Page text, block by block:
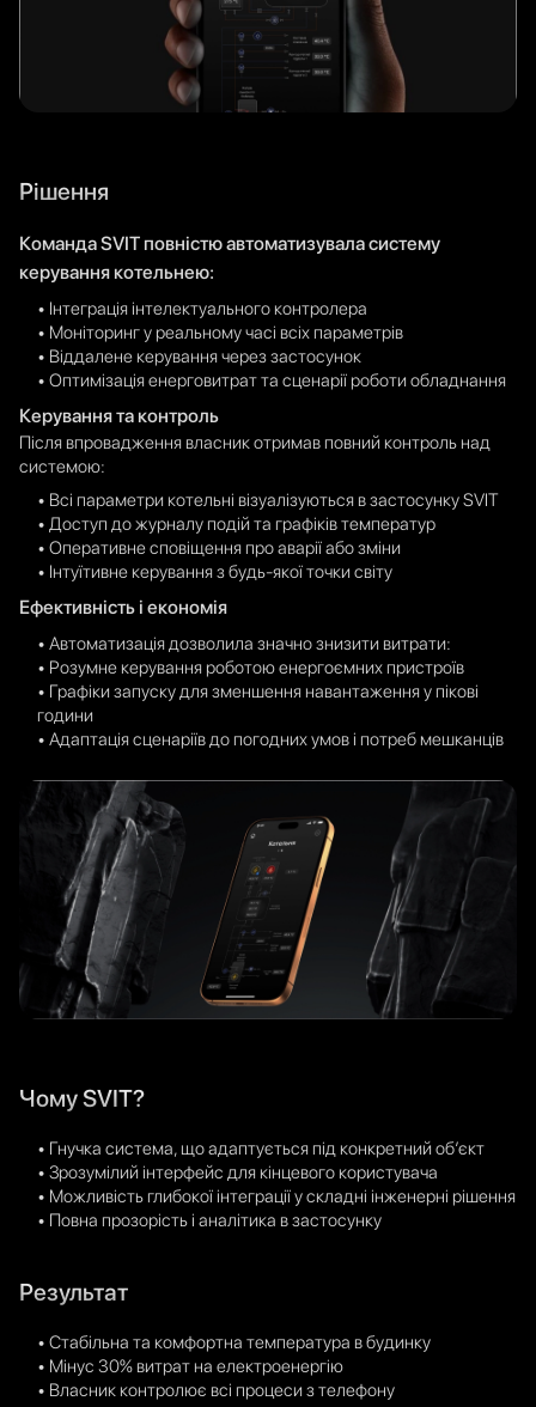
Рішення
Команда SVIT повністю автоматизувала систему
керування котельнею:
• Інтеграція інтелектуального контролера
• Моніторинг у реальному часі всіх параметрів
• Віддалене керування через застосунок
• Оптимізація енерговитрат та сценарії роботи обладнання
Керування та контроль
Після впровадження власник отримав повний контроль над
системою:
• Всі параметри котельні візуалізуються в застосунку SVIT
• Доступ до журналу подій та графіків температур
• Оперативне сповіщення про аварії або зміни
• Інтуїтивне керування з будь-якої точки світу
Ефективність і економія
• Автоматизація дозволила значно знизити витрати:
• Розумне керування роботою енергоємних пристроїв
• Графіки запуску для зменшення навантаження у пікові
години
• Адаптація сценаріїв до погодних умов і потреб мешканців
Чому SVIT?
• Гнучка система, що адаптується під конкретний об’єкт
• Зрозумілий інтерфейс для кінцевого користувача
• Можливість глибокої інтеграції у складні інженерні рішення
• Повна прозорість і аналітика в застосунку
Результат
• Стабільна та комфортна температура в будинку
• Мінус 30% витрат на електроенергію
• Власник контролює всі процеси з телефону